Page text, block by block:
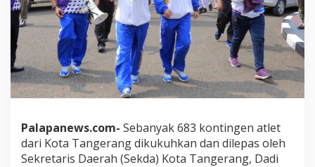
Palapanews.com- Sebanyak 683 kontingen atlet
dari Kota Tangerang dikukuhkan dan dilepas oleh
Sekretaris Daerah (Sekda) Kota Tangerang, Dadi